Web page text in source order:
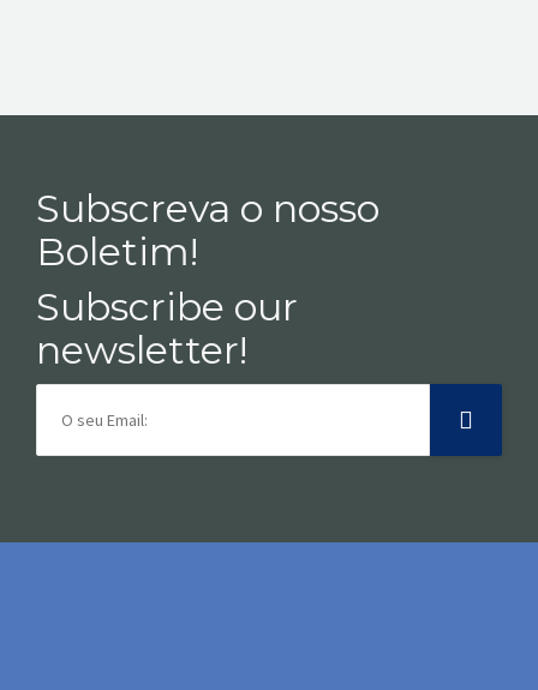
Subscreva o nosso
Boletim!
Subscribe our
newsletter!